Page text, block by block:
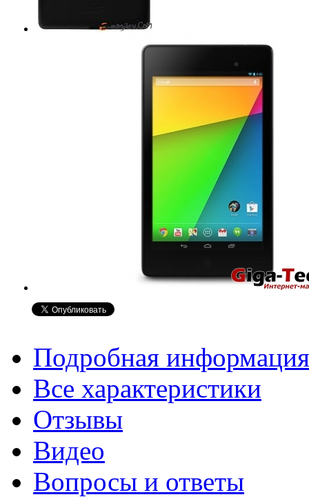
Подробная информация
Все характеристики
Отзывы
Видео
Вопросы и ответы